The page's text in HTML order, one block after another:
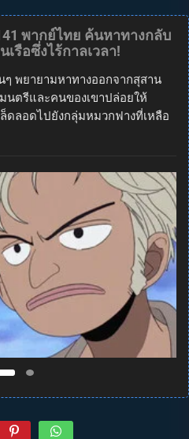
พากย์ไทย ค้นหาทางกลับ
รือซึ่งไร้กาลเวลา!
ๆ พยายามหาทางออกจากสุสาน
นตรีและคนของเขาปล่อยให้
ดลอดไปยังกลุ่มหมวกฟางที่เหลือ